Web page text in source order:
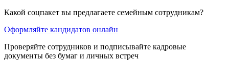
Какой соцпакет вы предлагаете семейным сотрудникам?
Оформляйте кандидатов онлайн
Проверяйте сотрудников и подписывайте кадровые
документы без бумаг и личных встреч